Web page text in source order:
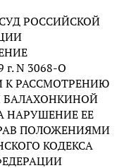
РОССИЙСКОЙ
г. N 3068-О
К РАССМОТРЕНИЮ
НАРУШЕНИЕ ЕЕ
ПОЛОЖЕНИЯМИ
КОДЕКСА